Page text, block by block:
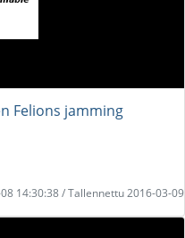
Felions jamming
14:30:38 / Tallennettu 2016-03-09